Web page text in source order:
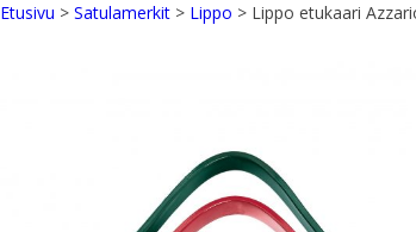
Etusivu > Satulamerkit > Lippo > Lippo etukaari